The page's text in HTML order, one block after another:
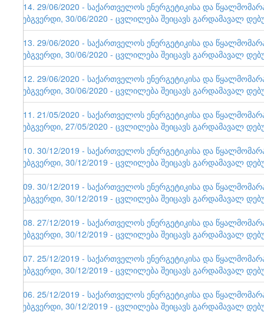
114. 29/06/2020 - საქართველოს ენერგეტიკისა და
ვებგვერდი, 30/06/2020 - ცვლილება შეიცავს გარდამავალ
113. 29/06/2020 - საქართველოს ენერგეტიკისა და
ვებგვერდი, 30/06/2020 - ცვლილება შეიცავს გარდამავალ
112. 29/06/2020 - საქართველოს ენერგეტიკისა და
ვებგვერდი, 30/06/2020 - ცვლილება შეიცავს გარდამავალ
111. 21/05/2020 - საქართველოს ენერგეტიკისა და
ვებგვერდი, 27/05/2020 - ცვლილება შეიცავს გარდამავალ
110. 30/12/2019 - საქართველოს ენერგეტიკისა და
ვებგვერდი, 30/12/2019 - ცვლილება შეიცავს გარდამავალ
109. 30/12/2019 - საქართველოს ენერგეტიკისა და
ვებგვერდი, 30/12/2019 - ცვლილება შეიცავს გარდამავალ
108. 27/12/2019 - საქართველოს ენერგეტიკისა და
ვებგვერდი, 30/12/2019 - ცვლილება შეიცავს გარდამავალ
107. 25/12/2019 - საქართველოს ენერგეტიკისა და
ვებგვერდი, 30/12/2019 - ცვლილება შეიცავს გარდამავალ
106. 25/12/2019 - საქართველოს ენერგეტიკისა და
ვებგვერდი, 30/12/2019 - ცვლილება შეიცავს გარდამავალ